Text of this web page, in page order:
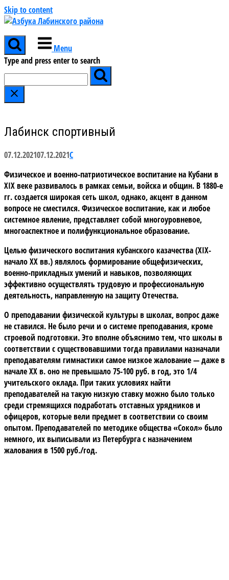
Skip to content
Menu
Type and press enter to search
Лабинск спортивный
07.12.202107.12.2021С
Физическое и военно-патриотическое воспитание на Кубани в
XIX веке развивалось в рамках семьи, войска и общин. В 1880-е
гг. создается широкая сеть школ, однако, акцент в данном
вопросе не сместился. Физическое воспитание, как и любое
системное явление, представляет собой многоуровневое,
многоаспектное и полифункциональное образование.
Целью физического воспитания кубанского казачества (XIX-
начало ХХ вв.) являлось формирование общефизических,
военно-прикладных умений и навыков, позволяющих
эффективно осуществлять трудовую и профессиональную
деятельность, направленную на защиту Отечества.
О преподавании физической культуры в школах, вопрос даже
не ставился. Не было речи и о системе преподавания, кроме
строевой подготовки. Это вполне объяснимо тем, что школы в
соответствии с существовавшими тогда правилами назначали
преподавателям гимнастики самое низкое жалование — даже в
начале XX в. оно не превышало 75-100 руб. в год, это 1/4
учительского оклада. При таких условиях найти
преподавателей на такую низкую ставку можно было только
среди стремящихся подработать отставных урядников и
офицеров, которые вели предмет в соответствии со своим
опытом. Преподавателей по методике общества «Сокол» было
немного, их выписывали из Петербурга с назначением
жалования в 1500 руб./год.